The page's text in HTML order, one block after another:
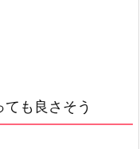
も良さそう